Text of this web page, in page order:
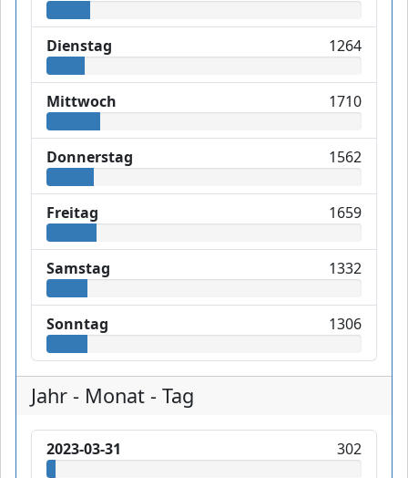
Dienstag 1264
Mittwoch 1710
Donnerstag 1562
Freitag 1659
Samstag 1332
Sonntag 1306
Jahr - Monat - Tag
2023-03-31 302